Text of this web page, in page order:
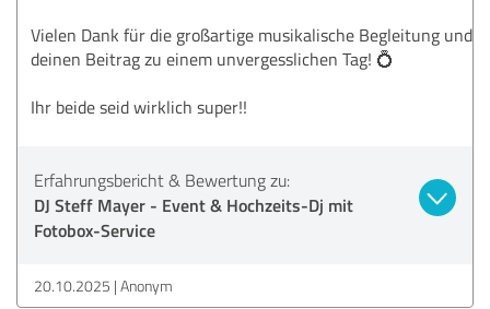
Vielen Dank für die großartige musikalische Begleitung und
deinen Beitrag zu einem unvergesslichen Tag! 💍
Ihr beide seid wirklich super!!
Erfahrungsbericht & Bewertung zu:
DJ Steff Mayer - Event & Hochzeits-Dj mit
Fotobox-Service
20.10.2025 Anonym